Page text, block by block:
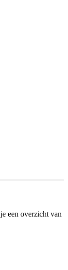
een overzicht van